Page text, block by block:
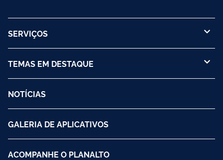
SERVIÇOS
TEMAS EM DESTAQUE
NOTÍCIAS
GALERIA DE APLICATIVOS
ACOMPANHE O PLANALTO